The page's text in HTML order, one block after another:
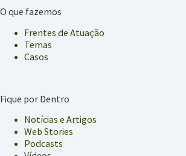
O que fazemos
Frentes de Atuação
Temas
Casos
Fique por Dentro
Notícias e Artigos
Web Stories
Podcasts